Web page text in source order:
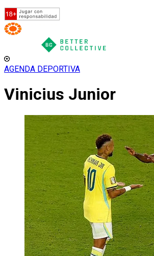
AGENDA DEPORTIVA
Vinicius Junior